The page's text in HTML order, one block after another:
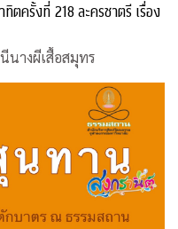
ตครั้งที่ 218 ละครชาตรี เรื่อง
นางผีเสื้อสมุทร